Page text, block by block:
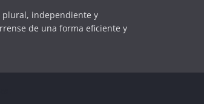
plural, independiente y
de una forma eficiente y